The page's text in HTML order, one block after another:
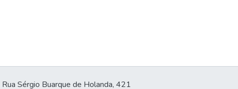
Rua Sérgio Buarque de Holanda, 421